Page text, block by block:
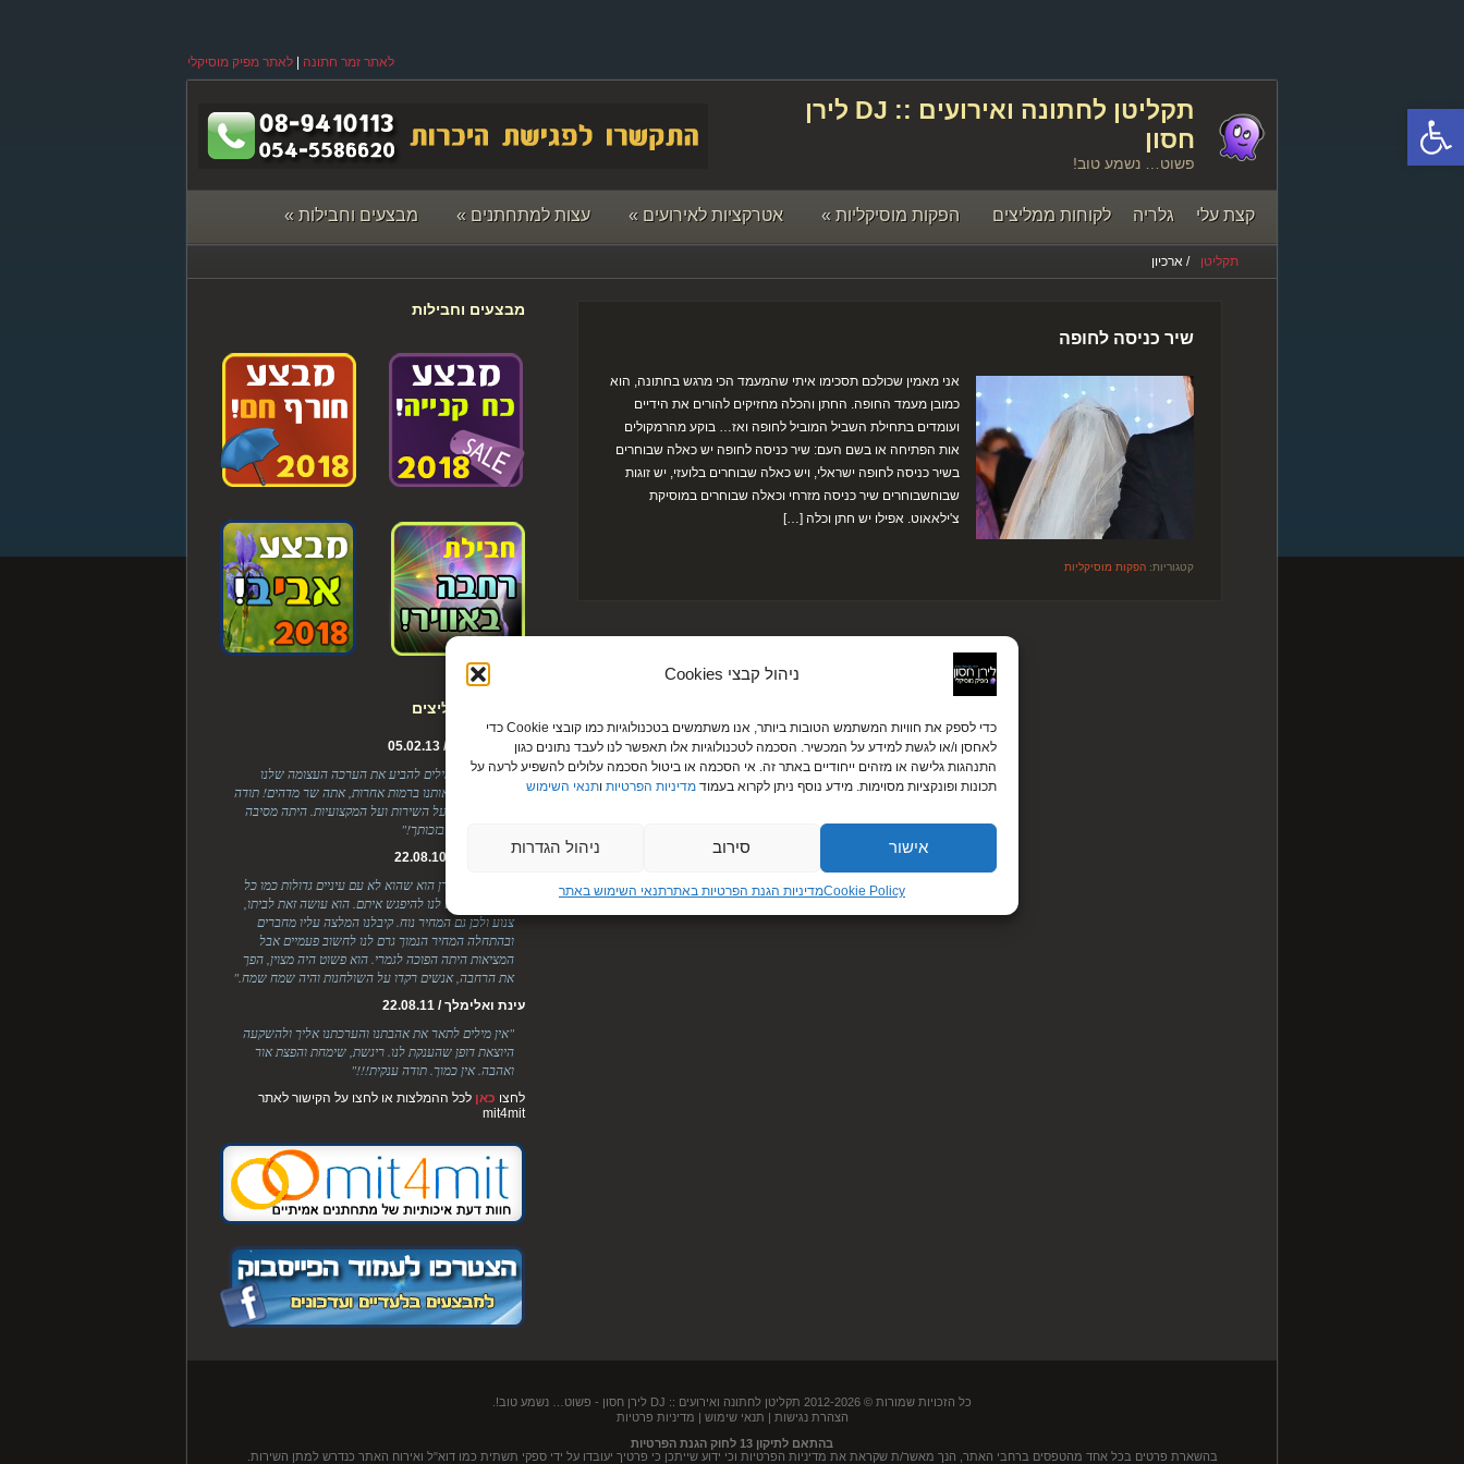
פתח סרגל נגישות
ניהול קבצי Cookies
כדי לספק את חוויות המשתמש הטובות ביותר, אנו משתמשים בטכנולוגיות כמו קובצי Cookie כדי
לאחסן ו/או לגשת למידע על המכשיר. הסכמה לטכנולוגיות אלו תאפשר לנו לעבד נתונים כגון
התנהגות גלישה או מזהים ייחודיים באתר זה. אי הסכמה או ביטול הסכמה עלולים להשפיע לרעה על
תכונות ופונקציות מסוימות. מידע נוסף ניתן לקרוא בעמודמדיניות הפרטיות ותנאי השימוש
אישור סירוב ניהול הגדרות
Cookie Policyמדיניות הגנת הפרטיות באתר​תנאי השימוש באתר
לאתר זמר חתונה לאתר מפיק מוסיקלי
תקליטן לחתונה ואירועים :: DJ לירן
חסון
פשוט… נשמע טוב!
קצת עלי גלריה לקוחות ממליצים הפקות מוסיקליות » אטרקציות לאירועים » עצות למתחתנים » מבצעים וחבילות »
יצירת קשר
תקליטן / ארכיון
שיר כניסה לחופה
אני מאמין שכולכם תסכימו איתי שהמעמד הכי מרגש בחתונה, הוא
כמובן מעמד החופה. החתן והכלה מחזיקים להורים את הידיים
ועומדים בתחילת השביל המוביל לחופה ואז… בוקע מהרמקולים
אות הפתיחה או בשם העם: שיר כניסה לחופה יש כאלה שבוחרים
בשיר כניסה לחופה ישראלי, ויש כאלה שבוחרים בלועזי, יש זוגות
שבוחשבוחרים שיר כניסה מזרחי וכאלה שבוחרים במוסיקת
צ'ילאאוט. אפילו יש חתן וכלה […]
קטגוריות: הפקות מוסיקליות
מבצעים וחבילות
לקוחות ממליצים
עירית ודניאל / 05.02.13
"לירן, אין לי מילים להביע את הערכה העצומה שלנו
אליך. ריגשת אותנו ברמות אחרות, אתה שר מדהים! תודה
על הסבלנות, על השירות ועל המקצועיות. היתה מסיבה
מטורפת והכל בזכותך!"
הודיה ומוטי / 22.08.10
"היופי אצל לירן הוא שהוא לא עם עיניים גדולות כמו כל
הדיג'יים שיצא לנו להיפגש איתם. הוא עושה זאת לביתו,
צנוע ולכן גם המחיר נוח. קיבלנו המלצה עליו מחברים
ובהתחלה המחיר הנמוך גרם לנו לחשוב פעמיים אבל
המציאות היתה הפוכה לגמרי. הוא פשוט היה מצוין, הפך
את הרחבה, אנשים רקדו על השולחנות והיה שמח שמח."
עינת ואלימלך / 22.08.11
"אין מילים לתאר את אהבתנו והערכתנו אליך ולהשקעה
היוצאת דופן שהענקת לנו. ריגשת, שימחת והפצת אור
ואהבה. אין כמוך. תודה ענקית!!!"
לחצו כאן לכל ההמלצות או לחצו על הקישור לאתר
mit4mit
כל הזכויות שמורות © 2012-2026 תקליטן לחתונה ואירועים :: DJ לירן חסון
- פשוט… נשמע טוב!.
הצהרת נגישות | תנאי שימוש | מדיניות פרטיות
בהתאם לתיקון 13 לחוק הגנת הפרטיות
בהשארת פרטים בכל אחד מהטפסים ברחבי האתר, הנך מאשר/ת שקראת את מדיניות הפרטיות וכי ידוע שייתכן כי פרטיך יעובדו על ידי ספקי תשתית כמו דוא"ל ואירוח האתר כנדרש למתן השירות.